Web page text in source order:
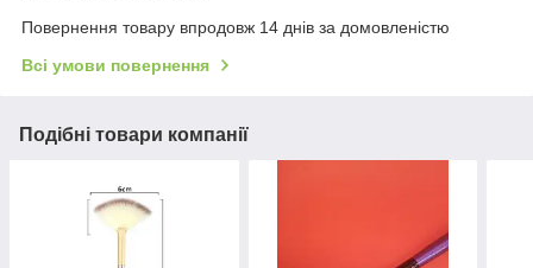
Повернення товару впродовж 14 днів за домовленістю
Всі умови повернення
Подібні товари компанії